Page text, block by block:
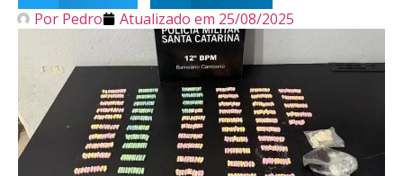
Por Pedro Atualizado em 25/08/2025